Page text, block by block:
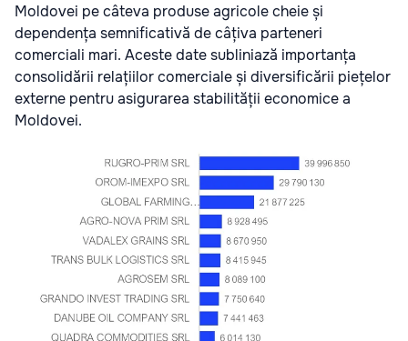
Moldovei pe câteva produse agricole cheie și
dependența semnificativă de câțiva parteneri
comerciali mari. Aceste date subliniază importanța
consolidării relațiilor comerciale și diversificării piețelor
externe pentru asigurarea stabilității economice a
Moldovei.